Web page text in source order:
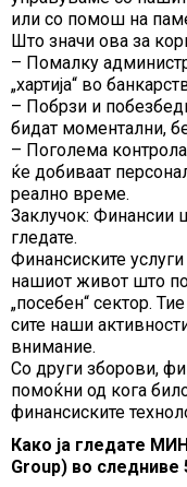
или со помош на
Што значи ова за
– Помалку
„хартија“ во
– Побрзи и
бидат моментални,
– Поголема
ќе добиваат
реално време.
Заклучок: Финансии
гледате.
Финансиските
нашиот живот што
„посебен“ сектор.
сите наши
внимание.
Со други зборови,
помоќни од кога
финансиските
Како ја гледате
Group) во следниве